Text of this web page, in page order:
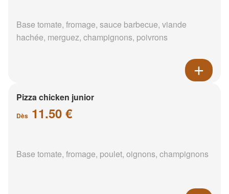
Base tomate, fromage, sauce barbecue, viande
hachée, merguez, champignons, poivrons
Pizza chicken junior
Dès 11.50 €
Base tomate, fromage, poulet, oignons, champignons